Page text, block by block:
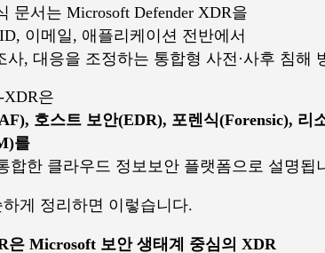
문서는 Microsoft Defender XDR을
이메일, 애플리케이션 전반에서
사, 대응을 조정하는 통합형 사전·사후 침해
XDR은
호스트 보안(EDR), 포렌식(Forensic),
를
합한 클라우드 정보보안 플랫폼으로 설명됩
게 정리하면 이렇습니다.
은 Microsoft 보안 생태계 중심의 XDR